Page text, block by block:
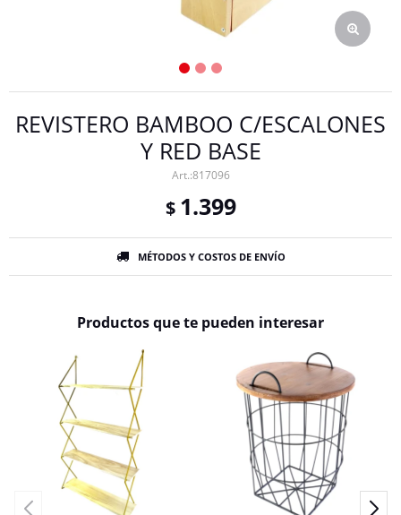
REVISTERO BAMBOO C/ESCALONES
Y RED BASE
817096
$ 1.399
MÉTODOS Y COSTOS DE ENVÍO
Productos que te pueden interesar